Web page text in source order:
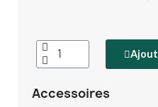
Accessoires